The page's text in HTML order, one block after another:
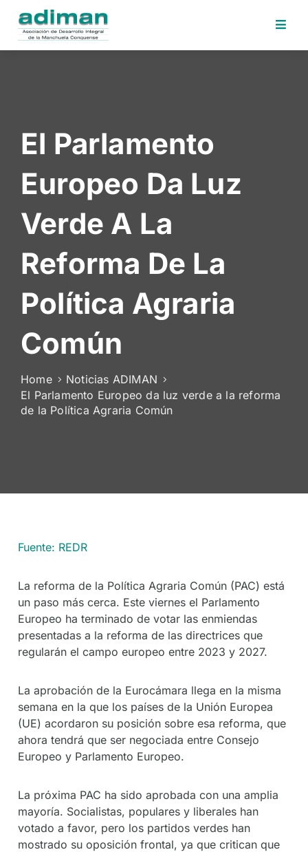
Desafios
Electrónica
Contratante
Noticias
Contacto
Area
Socios
El Parlamento
Europeo Da Luz
Verde A La
Reforma De La
Política Agraria
Común
Home
Noticias ADIMAN
El Parlamento Europeo da luz verde a la reforma
de la Política Agraria Común
Fuente: REDR
La reforma de la Política Agraria Común (PAC) está
un paso más cerca. Este viernes el Parlamento
Europeo ha terminado de votar las enmiendas
presentadas a la reforma de las directrices que
regularán el campo europeo entre 2023 y 2027.
La aprobación de la Eurocámara llega en la misma
semana en la que los países de la Unión Europea
(UE) acordaron su posición sobre esa reforma, que
ahora tendrá que ser negociada entre Consejo
Europeo y Parlamento Europeo.
La próxima PAC ha sido aprobada con una amplia
mayoría. Socialistas, populares y liberales han
votado a favor, pero los partidos verdes han
mostrado su oposición frontal, ya que critican que